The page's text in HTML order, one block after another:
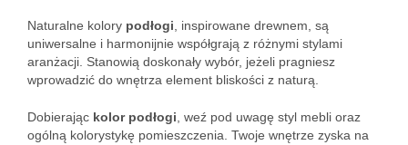
Naturalne kolory podłogi , inspirowane drewnem, są
uniwersalne i harmonijnie współgrają z różnymi stylami
aranżacji. Stanowią doskonały wybór, jeżeli pragniesz
wprowadzić do wnętrza element bliskości z naturą.
Dobierając kolor podłogi , weź pod uwagę styl mebli oraz
ogólną kolorystykę pomieszczenia. Twoje wnętrze zyska na